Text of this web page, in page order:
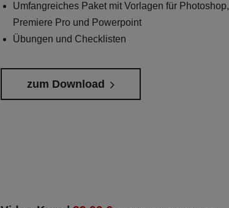
Umfangreiches Paket mit Vorlagen für Photoshop,
Premiere Pro und Powerpoint
Übungen und Checklisten
zum Download